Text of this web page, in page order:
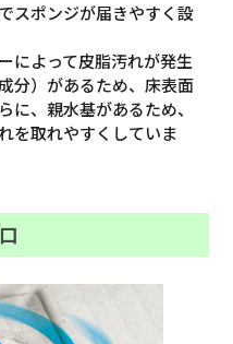
スポンジが届きやすく設
によって皮脂汚れが発生
分）があるため、床表面
に、親水基があるため、
を取れやすくしていま